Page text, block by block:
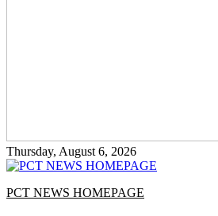
Thursday, August 6, 2026
PCT NEWS HOMEPAGE